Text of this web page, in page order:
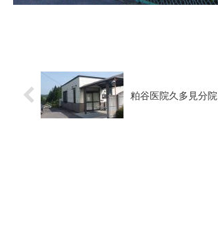
粕谷医院久多見分院